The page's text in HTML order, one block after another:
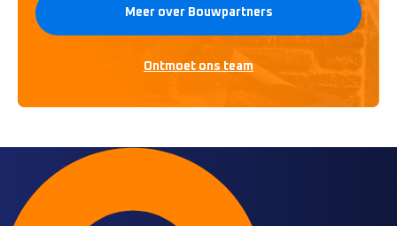
Meer over Bouwpartners
Ontmoet ons team